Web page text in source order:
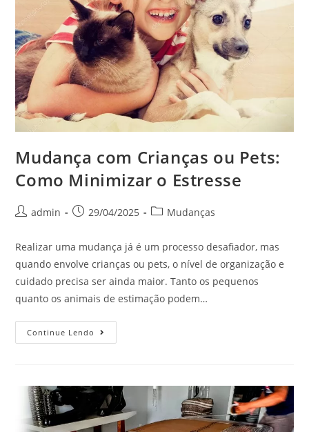
Mudança com Crianças ou Pets:
Como Minimizar o Estresse
admin 29/04/2025 Mudanças
Realizar uma mudança já é um processo desafiador, mas
quando envolve crianças ou pets, o nível de organização e
cuidado precisa ser ainda maior. Tanto os pequenos
quanto os animais de estimação podem…
Continue Lendo